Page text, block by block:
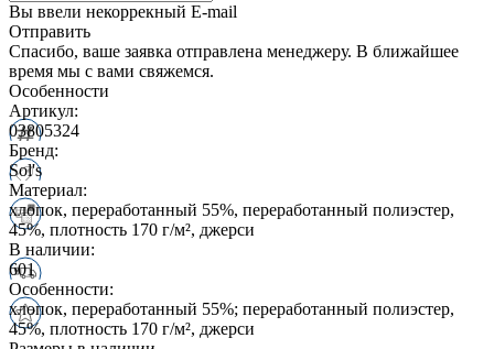
Вы ввели некоррекный E-mail
Отправить
Спасибо, ваше заявка отправлена менеджеру. В ближайшее
время мы с вами свяжемся.
Особенности
Артикул:
03805324
Бренд:
Sol's
Материал:
хлопок, переработанный 55%, переработанный полиэстер,
45%, плотность 170 г/м², джерси
В наличии:
601
Особенности:
хлопок, переработанный 55%; переработанный полиэстер,
45%, плотность 170 г/м², джерси